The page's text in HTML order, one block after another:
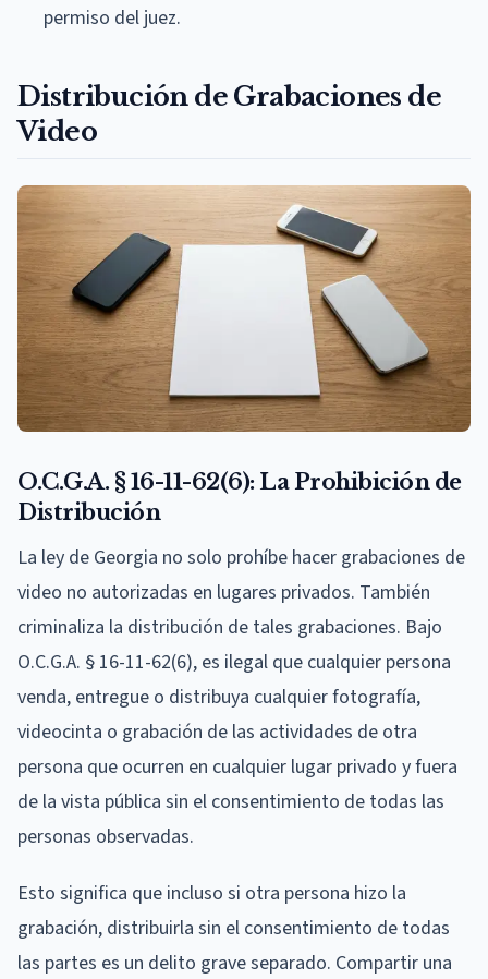
permiso del juez.
Distribución de Grabaciones de
Video
O.C.G.A. § 16-11-62(6): La Prohibición de
Distribución
La ley de Georgia no solo prohíbe hacer grabaciones de
video no autorizadas en lugares privados. También
criminaliza la distribución de tales grabaciones. Bajo
O.C.G.A. § 16-11-62(6), es ilegal que cualquier persona
venda, entregue o distribuya cualquier fotografía,
videocinta o grabación de las actividades de otra
persona que ocurren en cualquier lugar privado y fuera
de la vista pública sin el consentimiento de todas las
personas observadas.
Esto significa que incluso si otra persona hizo la
grabación, distribuirla sin el consentimiento de todas
las partes es un delito grave separado. Compartir una